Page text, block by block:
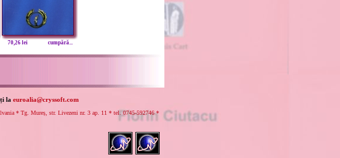
70,26 lei cumpără...
la euroalia@cryssoft.com
* Tg. Mureș, str. Livezeni nr. 3 ap. 11 * tel.0745-592746 *